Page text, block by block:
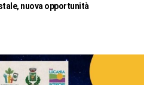
nuova opportunità